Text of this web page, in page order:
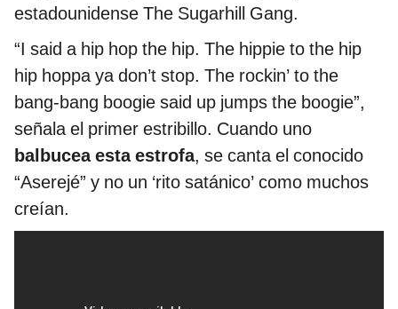
estadounidense The Sugarhill Gang.
“I said a hip hop the hip. The hippie to the hip
hip hoppa ya don’t stop. The rockin’ to the
bang-bang boogie said up jumps the boogie”,
señala el primer estribillo. Cuando uno
balbucea esta estrofa, se canta el conocido
“Aserejé” y no un ‘rito satánico’ como muchos
creían.